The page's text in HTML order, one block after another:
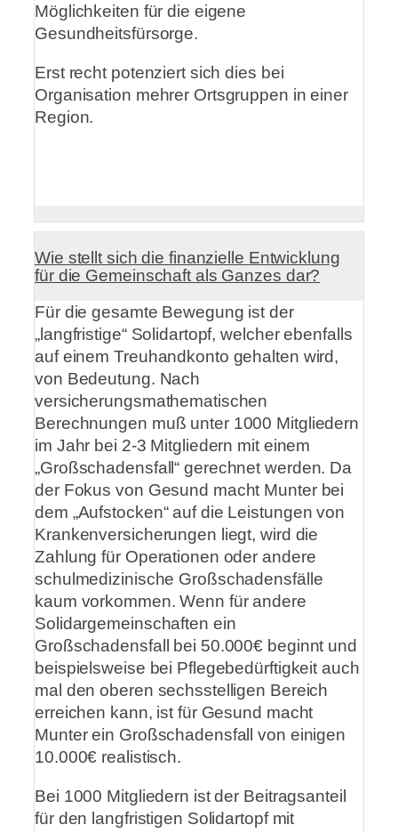
Möglichkeiten für die eigene
Gesundheitsfürsorge.
Erst recht potenziert sich dies bei
Organisation mehrer Ortsgruppen in einer
Region.
Wie stellt sich die finanzielle Entwicklung
für die Gemeinschaft als Ganzes dar?
Für die gesamte Bewegung ist der
„langfristige“ Solidartopf, welcher ebenfalls
auf einem Treuhandkonto gehalten wird,
von Bedeutung. Nach
versicherungsmathematischen
Berechnungen muß unter 1000 Mitgliedern
im Jahr bei 2-3 Mitgliedern mit einem
„Großschadensfall“ gerechnet werden. Da
der Fokus von Gesund macht Munter bei
dem „Aufstocken“ auf die Leistungen von
Krankenversicherungen liegt, wird die
Zahlung für Operationen oder andere
schulmedizinische Großschadensfälle
kaum vorkommen. Wenn für andere
Solidargemeinschaften ein
Großschadensfall bei 50.000€ beginnt und
beispielsweise bei Pflegebedürftigkeit auch
mal den oberen sechsstelligen Bereich
erreichen kann, ist für Gesund macht
Munter ein Großschadensfall von einigen
10.000€ realistisch.
Bei 1000 Mitgliedern ist der Beitragsanteil
für den langfristigen Solidartopf mit